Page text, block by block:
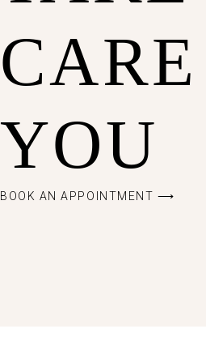
YOU
BOOK AN APPOINTMENT ⟶